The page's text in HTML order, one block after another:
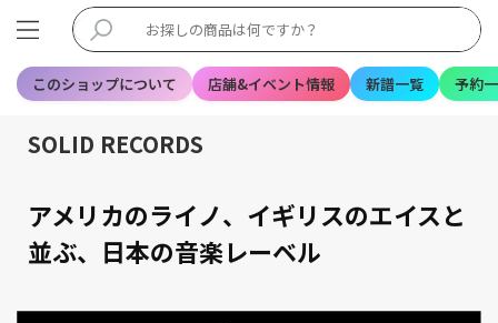
このショップについて 店舗&イベント情報 新譜一覧 予約
SOLID RECORDS
アメリカのライノ、イギリスのエイスと
並ぶ、日本の音楽レーベル